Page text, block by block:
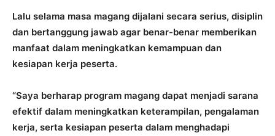
Lalu selama masa magang dijalani secara serius, disiplin
dan bertanggung jawab agar benar-benar memberikan
manfaat dalam meningkatkan kemampuan dan
kesiapan kerja peserta.
“Saya berharap program magang dapat menjadi sarana
efektif dalam meningkatkan keterampilan, pengalaman
kerja, serta kesiapan peserta dalam menghadapi